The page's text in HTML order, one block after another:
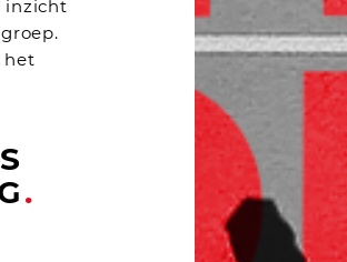
inzicht
het
.